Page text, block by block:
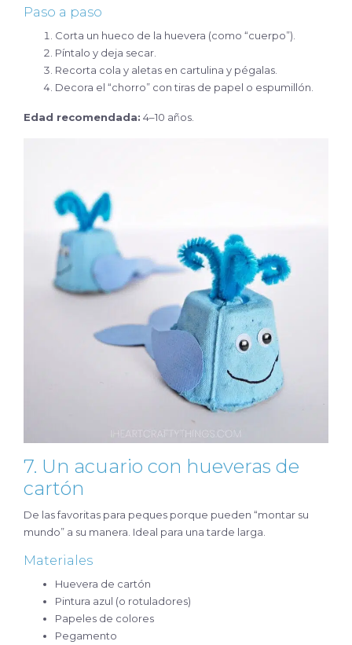
Paso a paso
Corta un hueco de la huevera (como “cuerpo”).
Píntalo y deja secar.
Recorta cola y aletas en cartulina y pégalas.
Decora el “chorro” con tiras de papel o espumillón.
Edad recomendada: 4–10 años.
7. Un acuario con hueveras de
cartón
De las favoritas para peques porque pueden “montar su
mundo” a su manera. Ideal para una tarde larga.
Materiales
Huevera de cartón
Pintura azul (o rotuladores)
Papeles de colores
Pegamento